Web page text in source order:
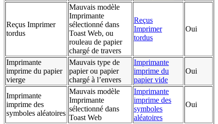
Reçus Imprimer
tordus
Mauvais modèle
Imprimante
sélectionné dans
Toast Web, ou
rouleau de papier
chargé de travers
Reçus
Imprimer
tordus
Oui
Imprimante
imprime du papier
vierge
Mauvais type de
papier ou papier
chargé à l’envers
Imprimante
imprime du
papier vide
Oui
Imprimante
imprime des
symboles aléatoires
Mauvais modèle
Imprimante
sélectionné dans
Toast Web
Imprimante
imprime des
symboles
aléatoires
Oui